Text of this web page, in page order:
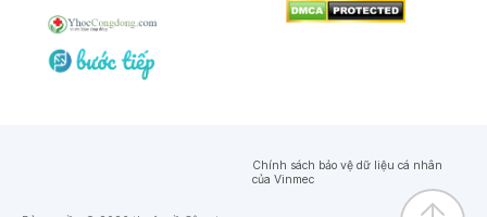
Chính sách bảo vệ dữ liệu cá nhân
của Vinmec